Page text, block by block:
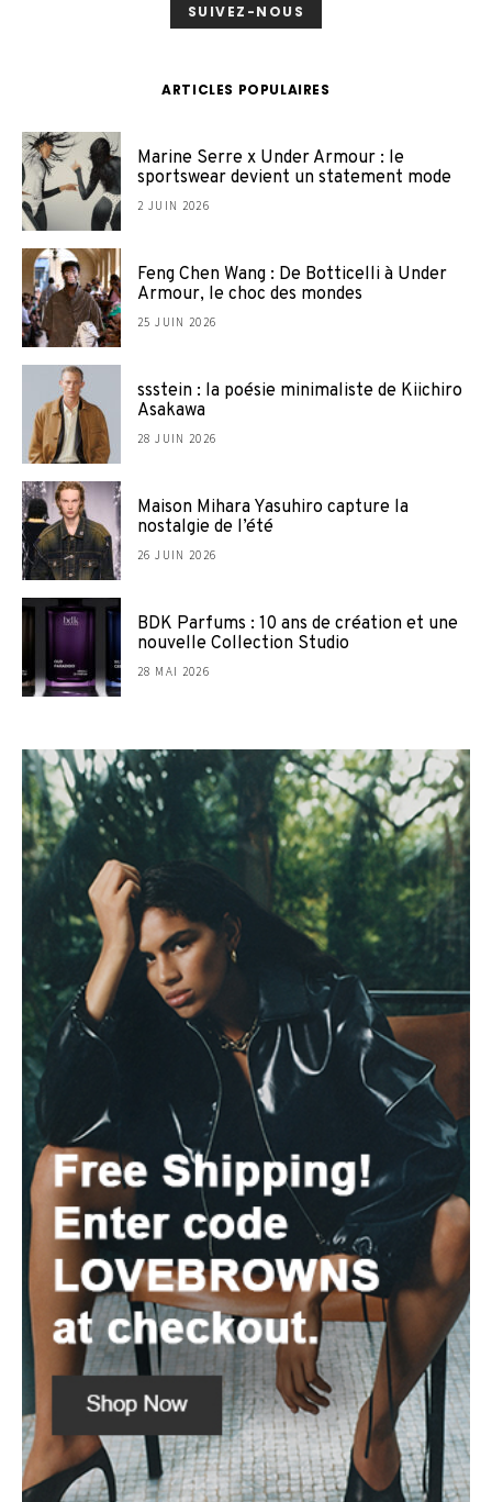
SUIVEZ-NOUS
ARTICLES POPULAIRES
Marine Serre x Under Armour : le
sportswear devient un statement mode
2 JUIN 2026
Feng Chen Wang : De Botticelli à Under
Armour, le choc des mondes
25 JUIN 2026
ssstein : la poésie minimaliste de Kiichiro
Asakawa
28 JUIN 2026
Maison Mihara Yasuhiro capture la
nostalgie de l’été
26 JUIN 2026
BDK Parfums : 10 ans de création et une
nouvelle Collection Studio
28 MAI 2026